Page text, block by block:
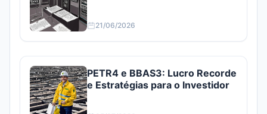
21/06/2026
PETR4 e BBAS3: Lucro Recorde
e Estratégias para o Investidor